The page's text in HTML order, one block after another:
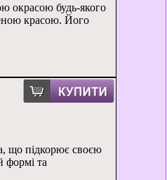
окрасою будь-якого
красою. Його
що підкорює своєю
формі та